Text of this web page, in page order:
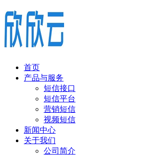
首页
产品与服务
短信接口
短信平台
营销短信
视频短信
新闻中心
关于我们
公司简介